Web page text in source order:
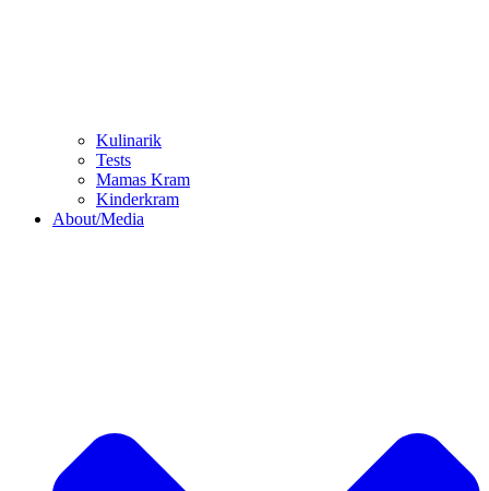
Kulinarik
Tests
Mamas Kram
Kinderkram
About/Media